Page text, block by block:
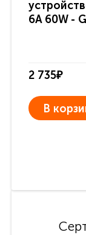
6A 60W -
2 735₽
В